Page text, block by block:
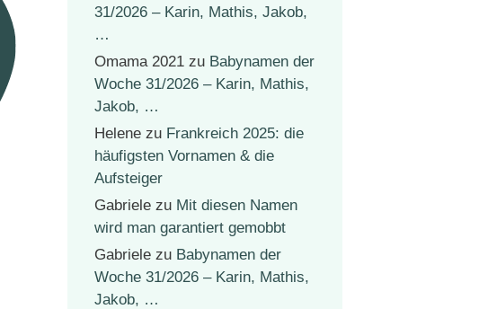
31/2026 – Karin, Mathis, Jakob,
…
Omama 2021 zu Babynamen der
Woche 31/2026 – Karin, Mathis,
Jakob, …
Helene zu Frankreich 2025: die
häufigsten Vornamen & die
Aufsteiger
Gabriele zu Mit diesen Namen
wird man garantiert gemobbt
Gabriele zu Babynamen der
Woche 31/2026 – Karin, Mathis,
Jakob, …